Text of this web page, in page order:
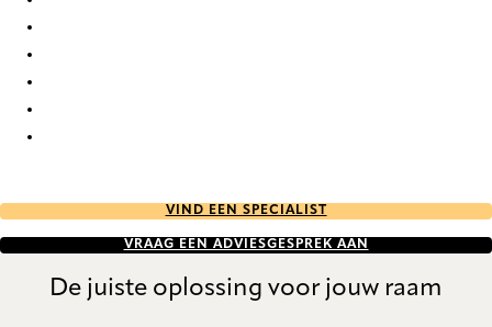
VIND EEN SPECIALIST
VRAAG EEN ADVIESGESPREK AAN
De juiste oplossing voor jouw raam